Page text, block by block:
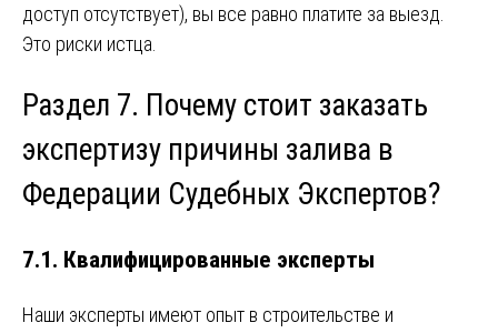
доступ отсутствует), вы все равно платите за выезд.
Это риски истца.
Раздел 7. Почему стоит заказать
экспертизу причины залива в
Федерации Судебных Экспертов?
7.1. Квалифицированные эксперты
Наши эксперты имеют опыт в строительстве и